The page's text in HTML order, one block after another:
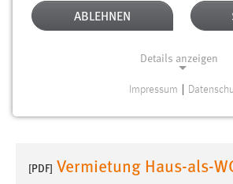
Gesucht nach "raum". Es wurden
[PDF] Vermietung Haus-als-
ABLEHNEN
Details anzeigen
Website erforderlich.
Impressum